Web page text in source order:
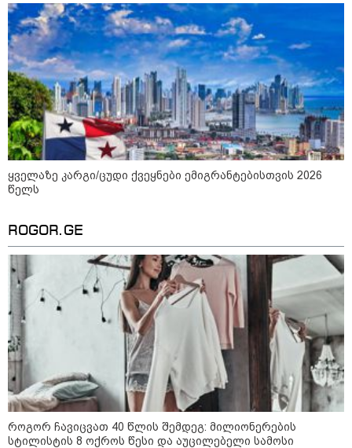
ლაივის დროს - რას ამბობს
მომხდარზე მექსიკის პოლიცია
"რატომ იყრება პირად მესენჯერში
რაღაც გაუგებარი ფოტოები,
როგორ დავაღწიო თავი?" -
შესაძლებელია თუ არა ამ
ფუნქციის წაშლა?
ნია იმნაძეს და ანასტასია
ბერუაშვილს ბრალდება
წარედგინათ - რამდენ წლიანი
პატიმრობა ემუქრებათ
სამართალი
ყველაზე კარგი/ცუდი ქვეყნები ემიგრანტებისთვის 2026
წელს
ROGOR.GE
როგორ ჩავიცვათ 40 წლის შემდეგ: მილიონერების
სტილისტის 8 ოქროს წესი და აუცილებელი სამოსი